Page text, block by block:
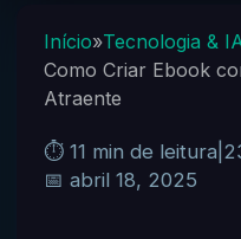
Início»Tecnologia &
Como Criar Ebook
Atraente
⏱️ 11 min de leitura
📅 abril 18, 2025